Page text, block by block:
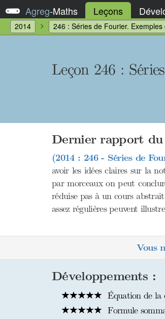
Agreg-Maths Leçons
2014 246 : Séries de Fourier. Exemples
Leçon 246 :
Dernier rapport
(2014 : 246 - Séries de
avoir les idées claires sur la
par morceaux on peut
réduise pas à un cours
assez régulières peuvent
Vous
Développements :
Équation de la
Formule